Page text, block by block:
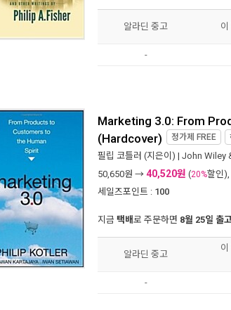
알라딘 중고 이
-
Marketing 3.0: From
(Hardcover) 정가제 FREE
필립 코틀러 (지은이) | John Wiley
50,650원 → 40,520원 (20%할인),
세일즈포인트 : 100
지금 택배로 주문하면 8월 25일 출
알라딘 중고
이
-